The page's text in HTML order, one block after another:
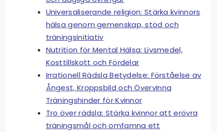
Universaliserande religion: Stärka kvinnors
hälsa genom gemenskap, stöd och
träningsinitiativ
Nutrition för Mental Hälsa: Livsmedel,
Kosttillskott och Fördelar
Irrationell Rädsla Betydelse: Förståelse av
Ångest, Kroppsbild och Övervinna
Träningshinder för Kvinnor
Tro över rädsla: Stärka kvinnor att erövra
träningsmål och omfamna ett